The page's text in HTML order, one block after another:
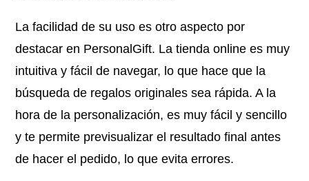
La facilidad de su uso es otro aspecto por
destacar en PersonalGift. La tienda online es muy
intuitiva y fácil de navegar, lo que hace que la
búsqueda de regalos originales sea rápida. A la
hora de la personalización, es muy fácil y sencillo
y te permite previsualizar el resultado final antes
de hacer el pedido, lo que evita errores.